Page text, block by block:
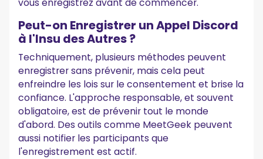
Peut-on Enregistrer un Appel Discord
à l'Insu des Autres ?
Techniquement, plusieurs méthodes peuvent
enregistrer sans prévenir, mais cela peut
enfreindre les lois sur le consentement et brise la
confiance. L'approche responsable, et souvent
obligatoire, est de prévenir tout le monde
d'abord. Des outils comme MeetGeek peuvent
aussi notifier les participants que
l'enregistrement est actif.